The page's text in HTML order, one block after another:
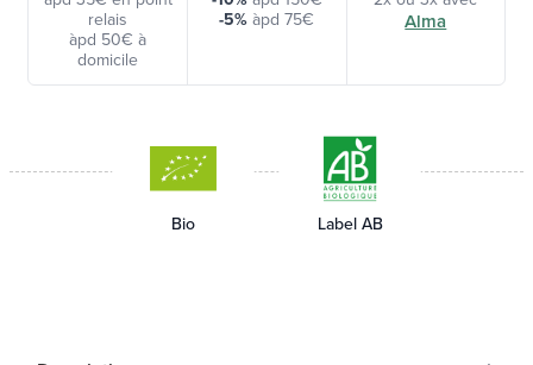
relais
àpd 50€ à
domicile
-5% àpd 75€ Alma
Bio Label AB